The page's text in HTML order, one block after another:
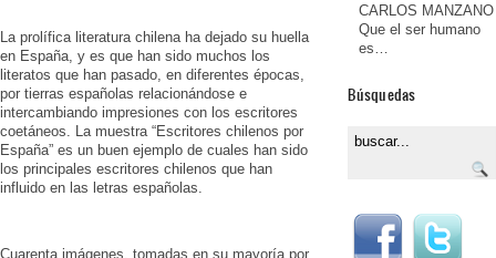
La prolífica literatura chilena ha dejado su huella
en España, y es que han sido muchos los
literatos que han pasado, en diferentes épocas,
por tierras españolas relacionándose e
intercambiando impresiones con los escritores
coetáneos. La muestra “Escritores chilenos por
España” es un buen ejemplo de cuales han sido
los principales escritores chilenos que han
influido en las letras españolas.
Cuarenta imágenes, tomadas en su mayoría por
CARLOS MANZANO
Que el ser humano
es…
Búsquedas